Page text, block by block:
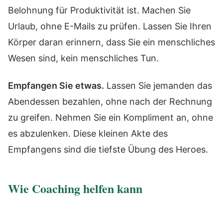
Belohnung für Produktivität ist. Machen Sie
Urlaub, ohne E-Mails zu prüfen. Lassen Sie Ihren
Körper daran erinnern, dass Sie ein menschliches
Wesen sind, kein menschliches Tun.
Empfangen Sie etwas. Lassen Sie jemanden das
Abendessen bezahlen, ohne nach der Rechnung
zu greifen. Nehmen Sie ein Kompliment an, ohne
es abzulenken. Diese kleinen Akte des
Empfangens sind die tiefste Übung des Heroes.
Wie Coaching helfen kann